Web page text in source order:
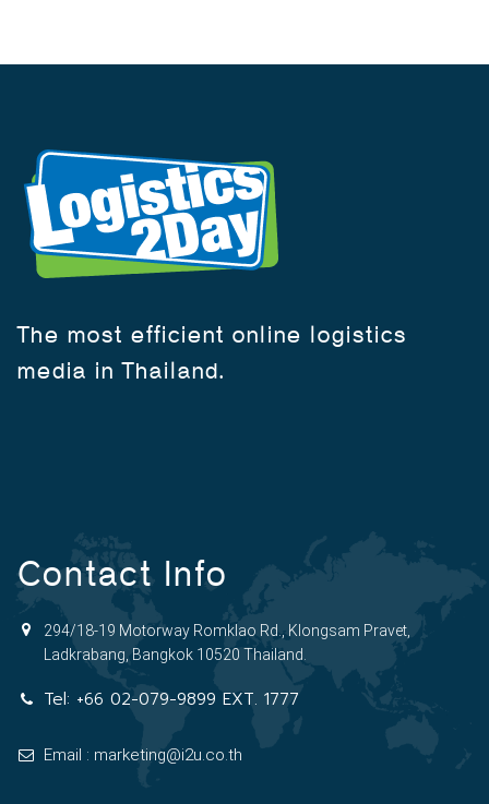
The most efficient online logistics
media in Thailand.
Contact Info
294/18-19 Motorway Romklao Rd., Klongsam Pravet,
Ladkrabang, Bangkok 10520 Thailand.
Tel: +66 02-079-9899 EXT. 1777
Email : marketing@i2u.co.th